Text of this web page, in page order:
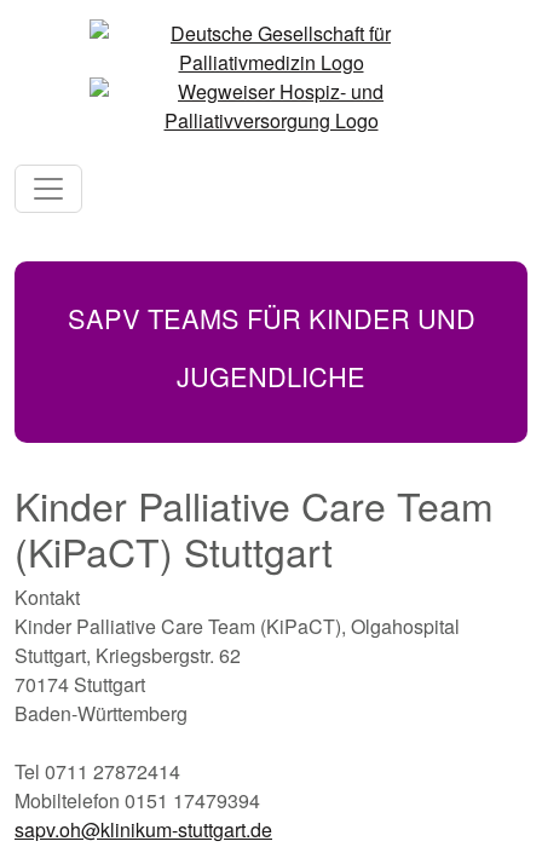
SAPV TEAMS FÜR KINDER UND
JUGENDLICHE
Kinder Palliative Care Team
(KiPaCT) Stuttgart
Kontakt
Kinder Palliative Care Team (KiPaCT), Olgahospital
Stuttgart, Kriegsbergstr. 62
70174 Stuttgart
Baden-Württemberg
Tel 0711 27872414
Mobiltelefon 0151 17479394
sapv.oh@klinikum-stuttgart.de